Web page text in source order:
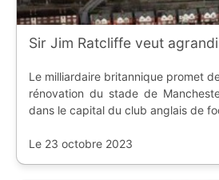
Sir Jim Ratcliffe veut
Le milliardaire britannique promet
rénovation du stade de
dans le capital du club anglais de
Le 23 octobre 2023